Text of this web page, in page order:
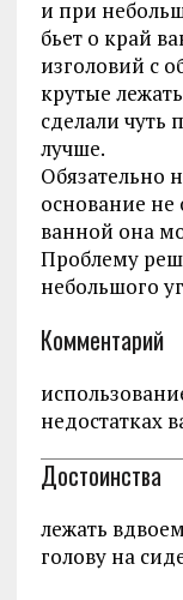
и при
бьет о край
изголовий с
крутые
сделали чуть
лучше.
Обязательно
основание не
ванной она
Проблему
небольшого
Комментарий
недостатках
Достоинства
лежать
голову на